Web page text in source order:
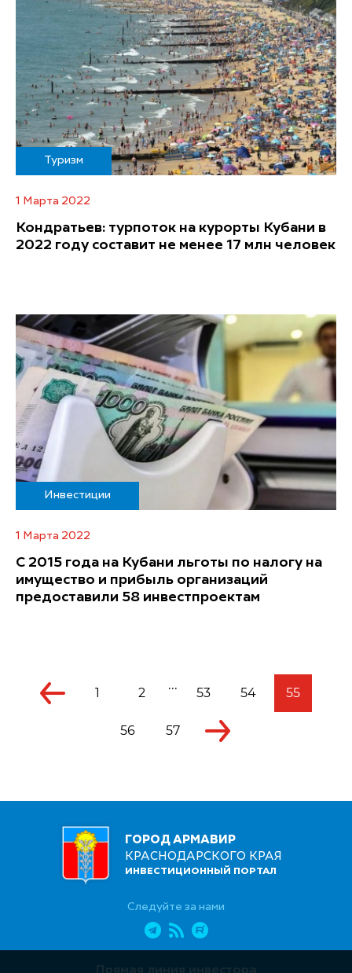
Туризм
1 Марта 2022
Кондратьев: турпоток на курорты Кубани в
2022 году составит не менее 17 млн человек
Инвестиции
1 Марта 2022
С 2015 года на Кубани льготы по налогу на
имущество и прибыль организаций
предоставили 58 инвестпроектам
1 2 ... 53 54 55
56 57
ГОРОД АРМАВИР
КРАСНОДАРСКОГО КРАЯ
ИНВЕСТИЦИОННЫЙ ПОРТАЛ
Следуйте за нами